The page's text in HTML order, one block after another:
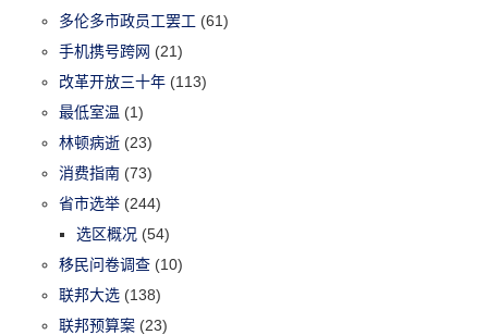
多伦多市政员工罢工 (61)
手机携号跨网 (21)
改革开放三十年 (113)
最低室温 (1)
林顿病逝 (23)
消费指南 (73)
省市选举 (244)
选区概况 (54)
移民问卷调查 (10)
联邦大选 (138)
联邦预算案 (23)